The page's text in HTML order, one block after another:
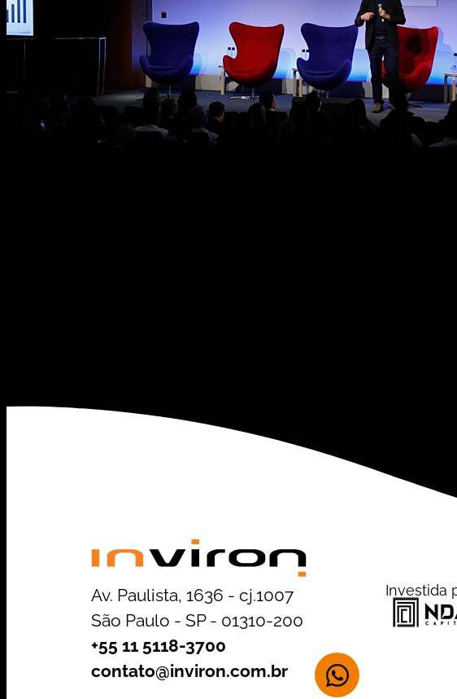
Av. Paulista, 1636 - cj.1007
São Paulo - SP - 01310-200
+55 11 5118-3700
contato@inviron.com.br
Investida